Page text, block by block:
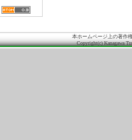
本ホームページ上の著作
Copyright(c) Kanagawa